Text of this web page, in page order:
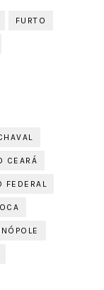
FURTO
CEARÁ
FEDERAL